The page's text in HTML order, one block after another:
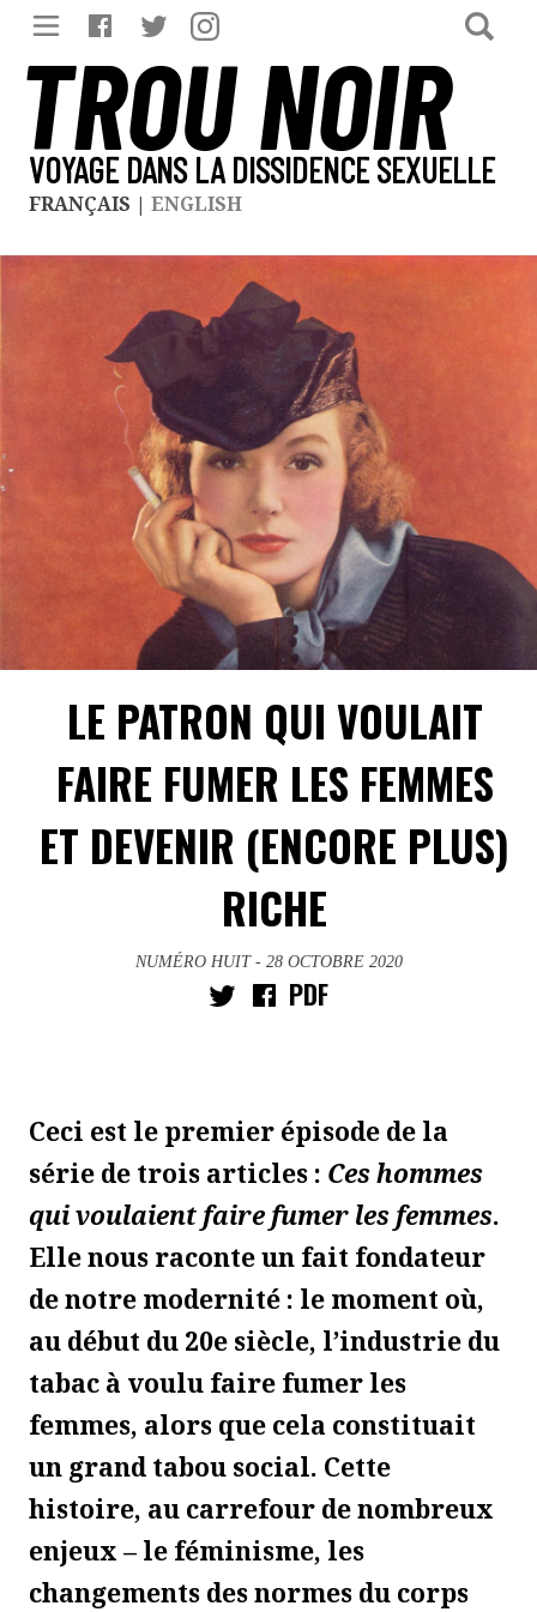
TROU NOIR
VOYAGE DANS LA DISSIDENCE SEXUELLE
FRANÇAIS | ENGLISH
LE PATRON QUI VOULAIT
FAIRE FUMER LES FEMMES
ET DEVENIR (ENCORE PLUS)
RICHE
NUMÉRO HUIT - 28 OCTOBRE 2020
PDF
Ceci est le premier épisode de la
série de trois articles : Ces hommes
qui voulaient faire fumer les femmes.
Elle nous raconte un fait fondateur
de notre modernité : le moment où,
au début du 20e siècle, l’industrie du
tabac à voulu faire fumer les
femmes, alors que cela constituait
un grand tabou social. Cette
histoire, au carrefour de nombreux
enjeux – le féminisme, les
changements des normes du corps